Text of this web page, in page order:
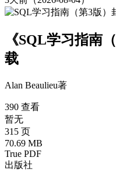
《SQL学习指南
载
Alan Beaulieu著
390 查看
暂无
315 页
70.69 MB
True PDF
出版社